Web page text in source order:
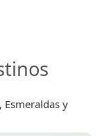
Esmeraldas y